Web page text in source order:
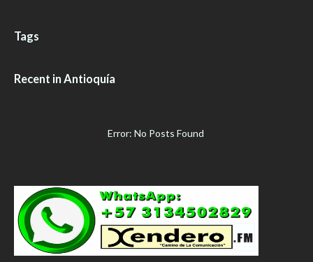
Tags
Recent in Antioquía
Error: No Posts Found